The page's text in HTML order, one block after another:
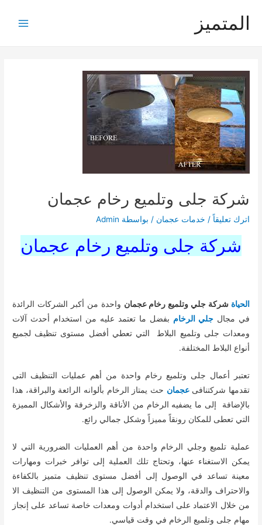
المتميز
شركة جلى وتلميع رخام عجمان
اترك تعليقاً / خدمات عجمان / بواسطة Admin
شركة جلى وتلميع رخام عجمان
الحياة شركة جلي وتلميع رخام عجمان واحدة من أكبر الشركات الرائدة
في مجالجلي الرخام بفضل ما تعتمد عليه من استخدام أحدث آلات
ومعدات جلى وتلميع البلاط التي تعطي أفضل مستوى تنظيف لجميع
أنواع البلاط المختلفة.
تعتبر أعمال جلى وتلميع رخام واحدة من أهم عمليات التنظيف التى
تقدمها شركتنافىعجمان حث يمتاز الرخام بألوانه الرائعة والبراقة، هذا
بالإضافة إلى ما يضفيه الرخام من الأناقة والزخرفة والأشكال المميزة
التي تعطى للمكان رونقاً مميزاً وشكل جمالي رائع.
عملية تلميع وجلي الرخام واحدة من أهم العمليات الضرورية التي لا
يمكن الاستغناء عنها، وتحتاج تلك العملية إلى توافر خبرات ومهارات
معينة تساعد في الوصول إلى أفضل مستوى تنظيف متميز بالكفاءة
والاحتراف والدقة، ولا يمكن الوصول إلى هذا المستوى من التنظيف الا
من خلال الاعتماد على استخدام أدوات ومعدات خاصة تساعد على إنجاز
مهام جلى وتلميع الرخام في وقت قياسي.